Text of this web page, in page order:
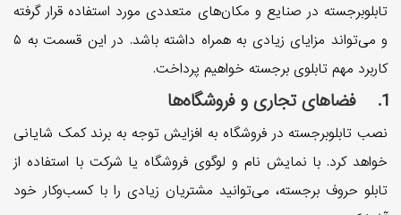
تابلوبرجسته در صنایع و مکان‌های متعددی مورد استفاده قرار گرفته
و می‌تواند مزایای زیادی به همراه داشته باشد. در این قسمت به ۵
کاربرد مهم تابلوی برجسته خواهیم پرداخت.
1. فضا‌های تجاری و فروشگاه‌ها
نصب تابلوبرجسته در فروشگاه به افزایش توجه به برند کمک شایانی
خواهد کرد. با نمایش نام و لوگوی فروشگاه یا شرکت با استفاده از
تابلو حروف برجسته، می‌توانید مشتریان زیادی را با کسب‌وکار خود